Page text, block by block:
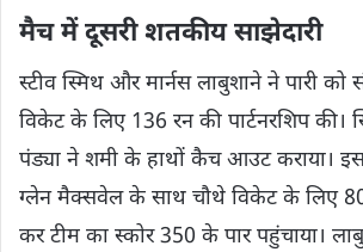
मैच में दूसरी शतकीय साझेदारी
स्टीव स्मिथ और मार्नस लाबुशाने ने पारी
विकेट के लिए 136 रन की पार्टनरशिप की।
पंड्या ने शमी के हाथों कैच आउट कराया।
ग्लेन मैक्सवेल के साथ चौथे विकेट के लिए 80
कर टीम का स्कोर 350 के पार पहुंचाया।